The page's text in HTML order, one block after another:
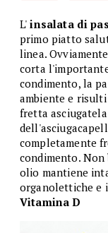
L' insalata di
primo piatto
linea.
corta
condimento, la
ambiente e
fretta
completamente
condimento. Non
olio mantiene
organolettiche e
Vitamina D